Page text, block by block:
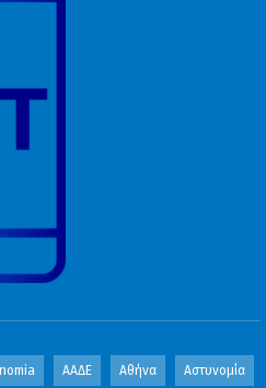
ΑΑΔΕ Αθήνα Αστυνομία